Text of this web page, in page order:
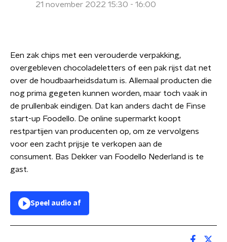
21 november 2022 15:30 - 16:00
Een zak chips met een verouderde verpakking,
overgebleven chocoladeletters of een pak rijst dat net
over de houdbaarheidsdatum is. Allemaal producten die
nog prima gegeten kunnen worden, maar toch vaak in
de prullenbak eindigen. Dat kan anders dacht de Finse
start-up Foodello. De online supermarkt koopt
restpartijen van producenten op, om ze vervolgens
voor een zacht prijsje te verkopen aan de
consument. Bas Dekker van Foodello Nederland is te
gast.
Speel audio af